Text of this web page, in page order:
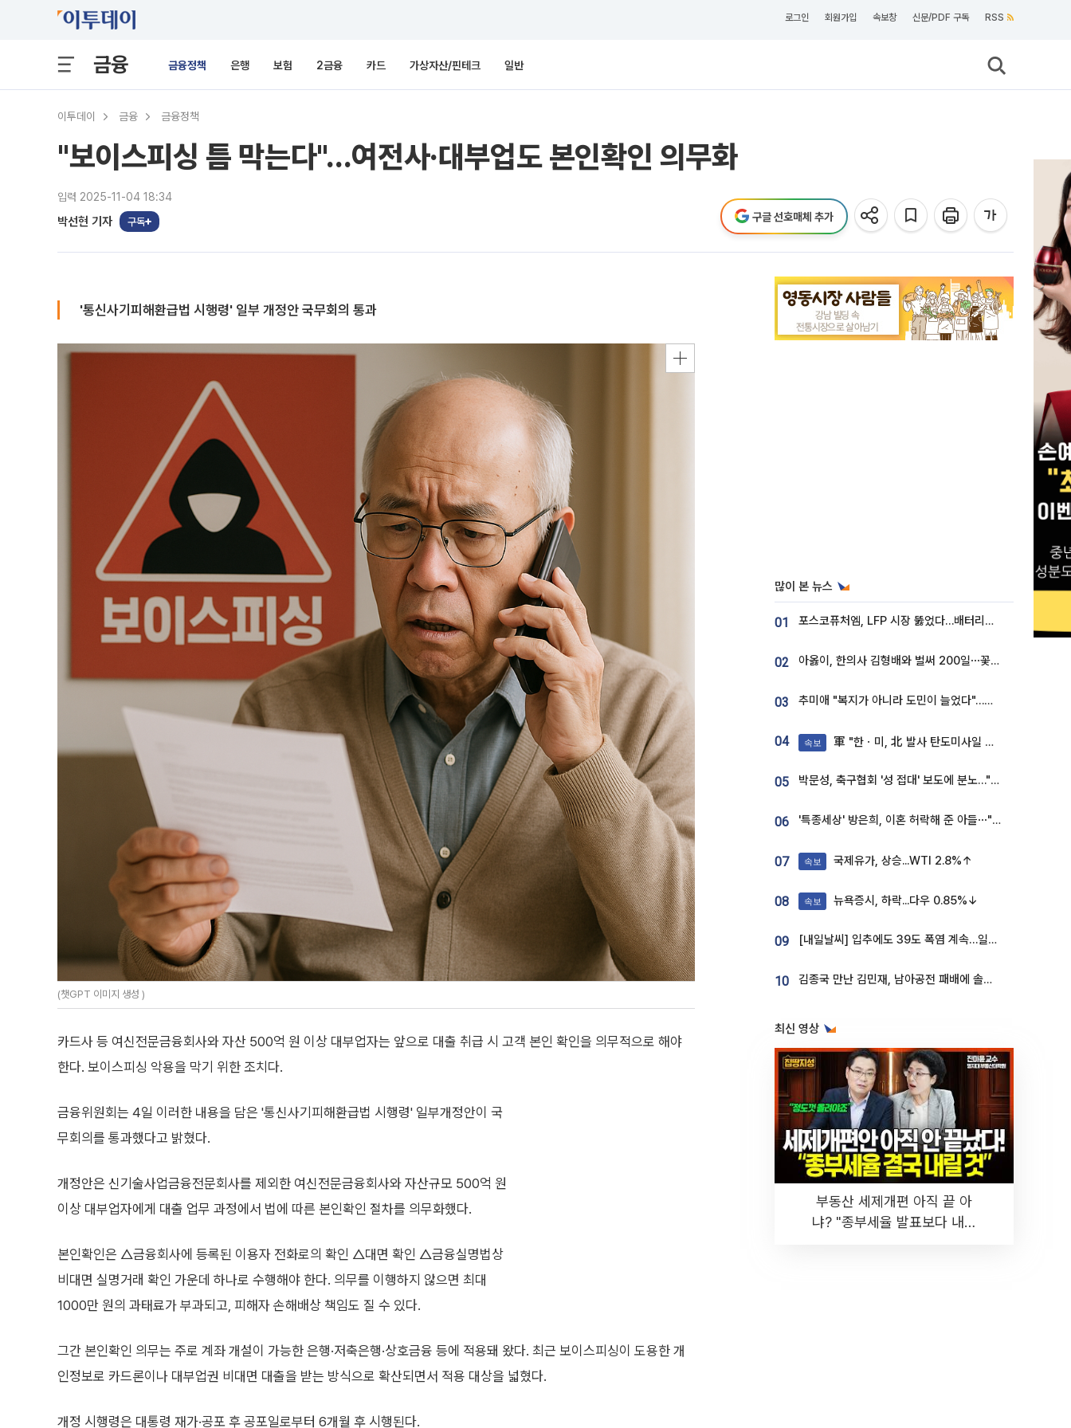
로그인 회원가입 속보창 신문/PDF 구독 RSS
금융 금융정책 은행 보험 2금융 카드 가상자산/핀테크 일반
이투데이 금융 금융정책
"보이스피싱 틈 막는다"…여전사·대부업도 본인확인 의무화
입력 2025-11-04 18:34
박선현 기자 구독 구글 선호매체 추가
'통신사기피해환급법 시행령' 일부 개정안 국무회의 통과
(챗GPT 이미지 생성 )
카드사 등 여신전문금융회사와 자산 500억 원 이상 대부업자는 앞으로 대출 취급 시 고객 본인 확인을 의무적으로 해야
한다. 보이스피싱 악용을 막기 위한 조치다.
금융위원회는 4일 이러한 내용을 담은 '통신사기피해환급법 시행령' 일부개정안이 국
무회의를 통과했다고 밝혔다.
개정안은 신기술사업금융전문회사를 제외한 여신전문금융회사와 자산규모 500억 원
이상 대부업자에게 대출 업무 과정에서 법에 따른 본인확인 절차를 의무화했다.
본인확인은 △금융회사에 등록된 이용자 전화로의 확인 △대면 확인 △금융실명법상
비대면 실명거래 확인 가운데 하나로 수행해야 한다. 의무를 이행하지 않으면 최대
1000만 원의 과태료가 부과되고, 피해자 손해배상 책임도 질 수 있다.
그간 본인확인 의무는 주로 계좌 개설이 가능한 은행·저축은행·상호금융 등에 적용돼 왔다. 최근 보이스피싱이 도용한 개
인정보로 카드론이나 대부업권 비대면 대출을 받는 방식으로 확산되면서 적용 대상을 넓혔다.
개정 시행령은 대통령 재가·공포 후 공포일로부터 6개월 후 시행된다.
많이 본 뉴스
01 포스코퓨처엠, LFP 시장 뚫었다…배터리사와 대규모 장기 공급 합의
02 아옳이, 한의사 김형배와 벌써 200일⋯꽃다발 들고 "프러포즈 아냐"
03 추미애 "복지가 아니라 도민이 늘었다"…재정난 책임론 정면돌파
04 속보 軍 "한ㆍ미, 北 발사 탄도미사일 제원 정밀분석 중"
05 박문성, 축구협회 '성 접대' 보도에 분노…"다 말아먹으려고 작정했나"
06 '특종세상' 방은희, 이혼 허락해 준 아들⋯"너무 잘 커줬다" 오열
07 속보 국제유가, 상승...WTI 2.8%↑
08 속보 뉴욕증시, 하락...다우 0.85%↓
09 [내일날씨] 입추에도 39도 폭염 계속…일부 지역 소나기
10 김종국 만난 김민재, 남아공전 패배에 솔직한 속내⋯"선수들도 못하긴 했다"
최신 영상
부동산 세제개편 아직 끝 아
냐? "종부세율 발표보다 내릴